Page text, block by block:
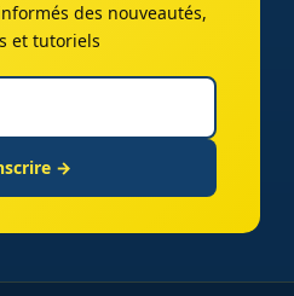
des nouveautés,
et tutoriels
→